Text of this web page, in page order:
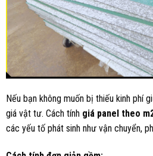
Nếu bạn không muốn bị thiếu kinh phí
giá vật tư. Cách tính giá panel theo
các yếu tố phát sinh như vận chuyển,